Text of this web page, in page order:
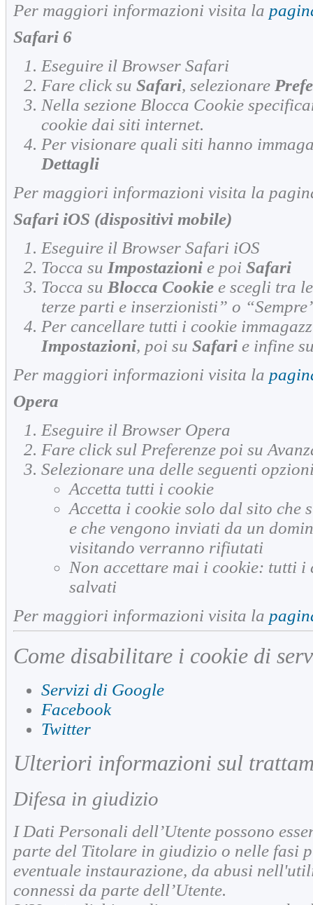
Per maggiori informazioni visita la
Safari 6
Eseguire il Browser Safari
Fare click su Safari, selezionare
Nella sezione Blocca Cookie
cookie dai siti internet.
Per visionare quali siti hanno
Dettagli
Per maggiori informazioni visita la
Safari iOS (dispositivi mobile)
Eseguire il Browser Safari iOS
Tocca su Impostazioni e poi Safari
Tocca su Blocca Cookie e scegli tra
terze parti e inserzionisti” o
Per cancellare tutti i cookie
Impostazioni, poi su Safari e infine
Per maggiori informazioni visita la
Opera
Eseguire il Browser Opera
Fare click sul Preferenze poi su
Selezionare una delle seguenti
Accetta tutti i cookie
Accetta i cookie solo dal sito che
e che vengono inviati da un
visitando verranno rifiutati
Non accettare mai i cookie: tutti
salvati
Per maggiori informazioni visita la
Come disabilitare i cookie di
Servizi di Google
Facebook
Twitter
Ulteriori informazioni sul
Difesa in giudizio
I Dati Personali dell’Utente possono
parte del Titolare in giudizio o nelle fasi
eventuale instaurazione, da abusi
connessi da parte dell’Utente.